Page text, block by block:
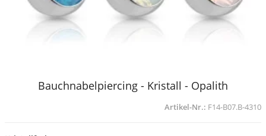
Bauchnabelpiercing - Kristall - Opalith
Artikel-Nr.: F14-B07.B-4310